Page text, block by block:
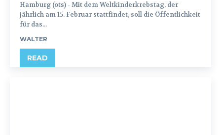
Hamburg (ots) - Mit dem Weltkinderkrebstag, der
jährlich am 15. Februar stattfindet, soll die Öffentlichkeit
für das...
WALTER
READ